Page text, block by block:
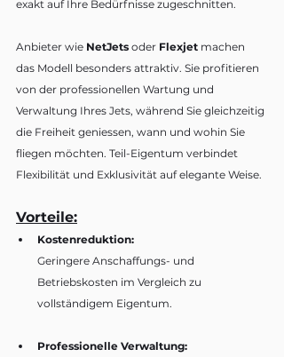
exakt auf Ihre Bedürfnisse zugeschnitten.
Anbieter wie NetJets oder Flexjet machen
das Modell besonders attraktiv. Sie profitieren
von der professionellen Wartung und
Verwaltung Ihres Jets, während Sie gleichzeitig
die Freiheit geniessen, wann und wohin Sie
fliegen möchten. Teil-Eigentum verbindet
Flexibilität und Exklusivität auf elegante Weise.
Vorteile:
Kostenreduktion:
Geringere Anschaffungs- und
Betriebskosten im Vergleich zu
vollständigem Eigentum.
Professionelle Verwaltung: